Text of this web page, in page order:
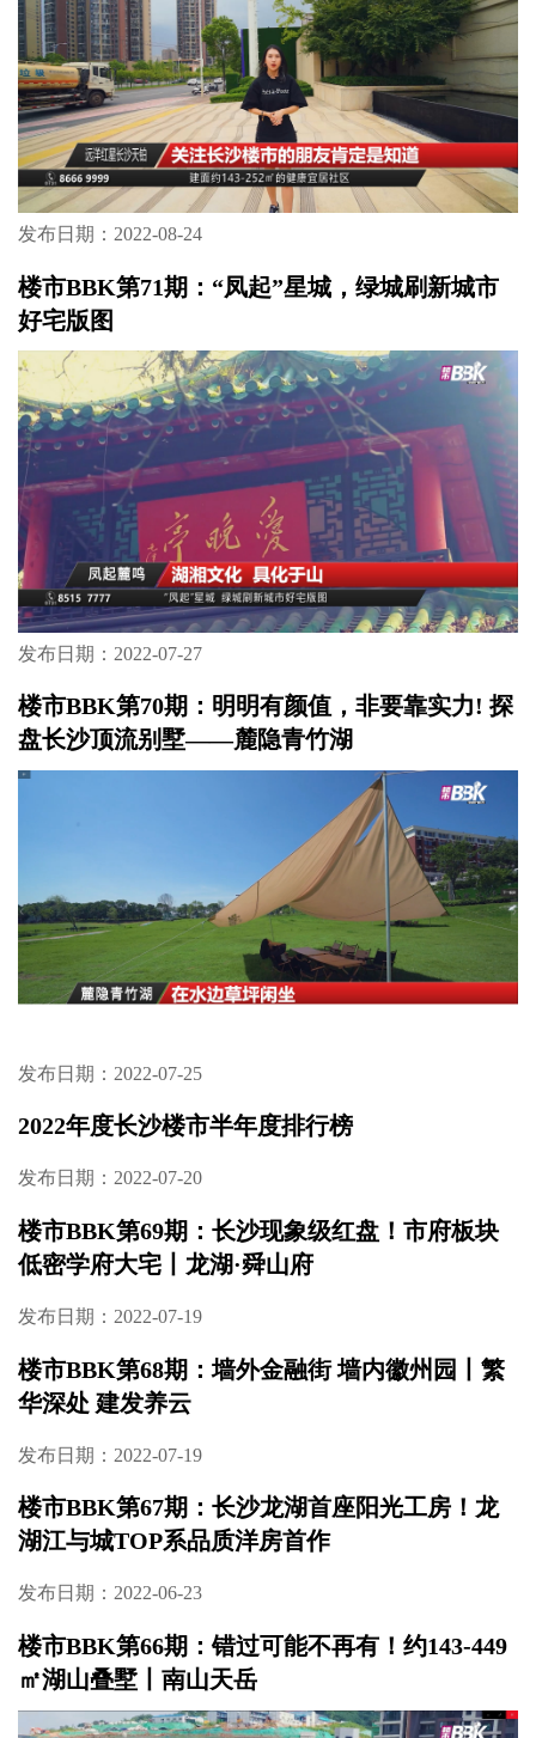
楼市BBK之高端访谈
发布日期：2022-08-24
楼市BBK第72期：远洋红星长沙天铂全面升
级，低密毛坯＋价格倒挂，即将首开！
发布日期：2022-08-24
楼市BBK第71期：“凤起”星城，绿城刷新城市
好宅版图
发布日期：2022-07-27
楼市BBK第70期：明明有颜值，非要靠实力! 探
发布日期：2022-07-25
2022年度长沙楼市半年度排行榜
发布日期：2022-07-20
楼市BBK第69期：长沙现象级红盘！市府板块
低密学府大宅丨龙湖·舜山府
发布日期：2022-07-19
楼市BBK第68期：墙外金融街 墙内徽州园丨繁
华深处 建发养云